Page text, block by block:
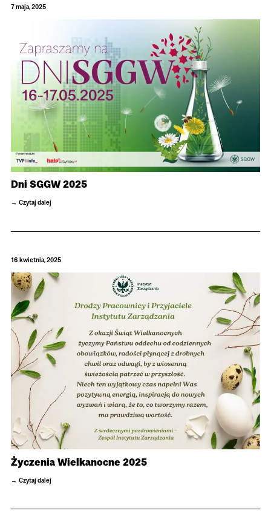
7 maja, 2025
Dni SGGW 2025
Czytaj dalej
16 kwietnia, 2025
Życzenia Wielkanocne 2025
Czytaj dalej